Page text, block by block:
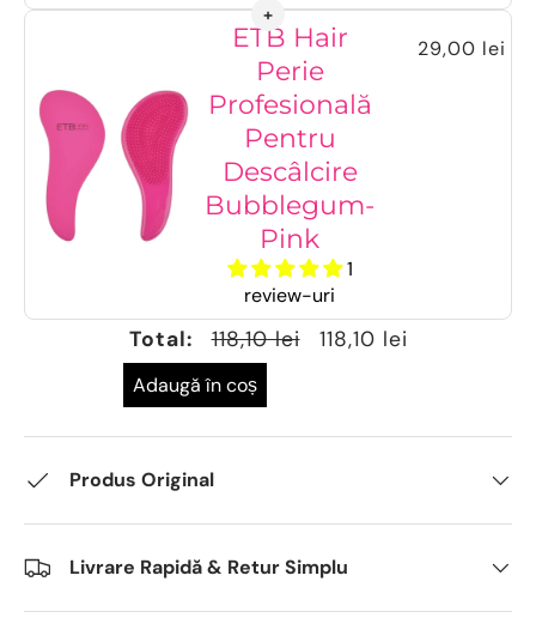
ETB Hair
Perie
Profesională
Pentru
Descâlcire
Bubblegum-
Pink
1
review-uri
29,00 lei
Total: 118,10 lei 118,10 lei
Adaugă în coș
Produs Original
Livrare Rapidă & Retur Simplu